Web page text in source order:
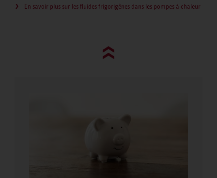
En savoir plus sur les fluides frigorigènes dans les pompes à chaleur
Go to top (evo)